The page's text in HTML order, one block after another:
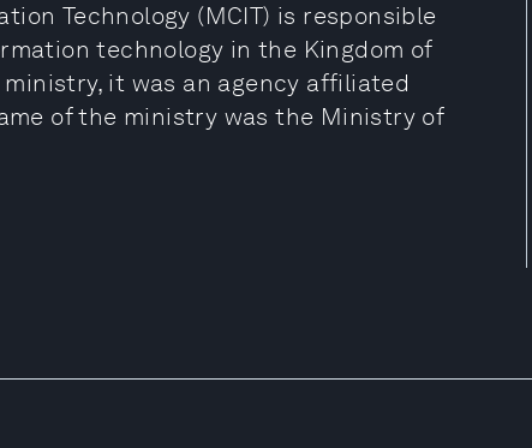
Technology (MCIT) is responsible
technology in the Kingdom of
it was an agency affiliated
of the ministry was the Ministry of